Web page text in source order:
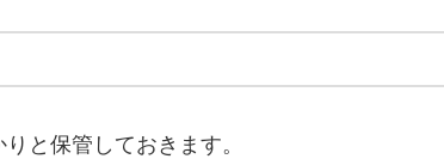
と保管しておきます。